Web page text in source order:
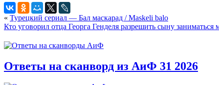
« Турецкий сериал — Бал маскарад / Maskeli balo
Кто уговорил отца Георга Генделя разрешить сыну заниматься
Ответы на сканворд из АиФ 31 2026